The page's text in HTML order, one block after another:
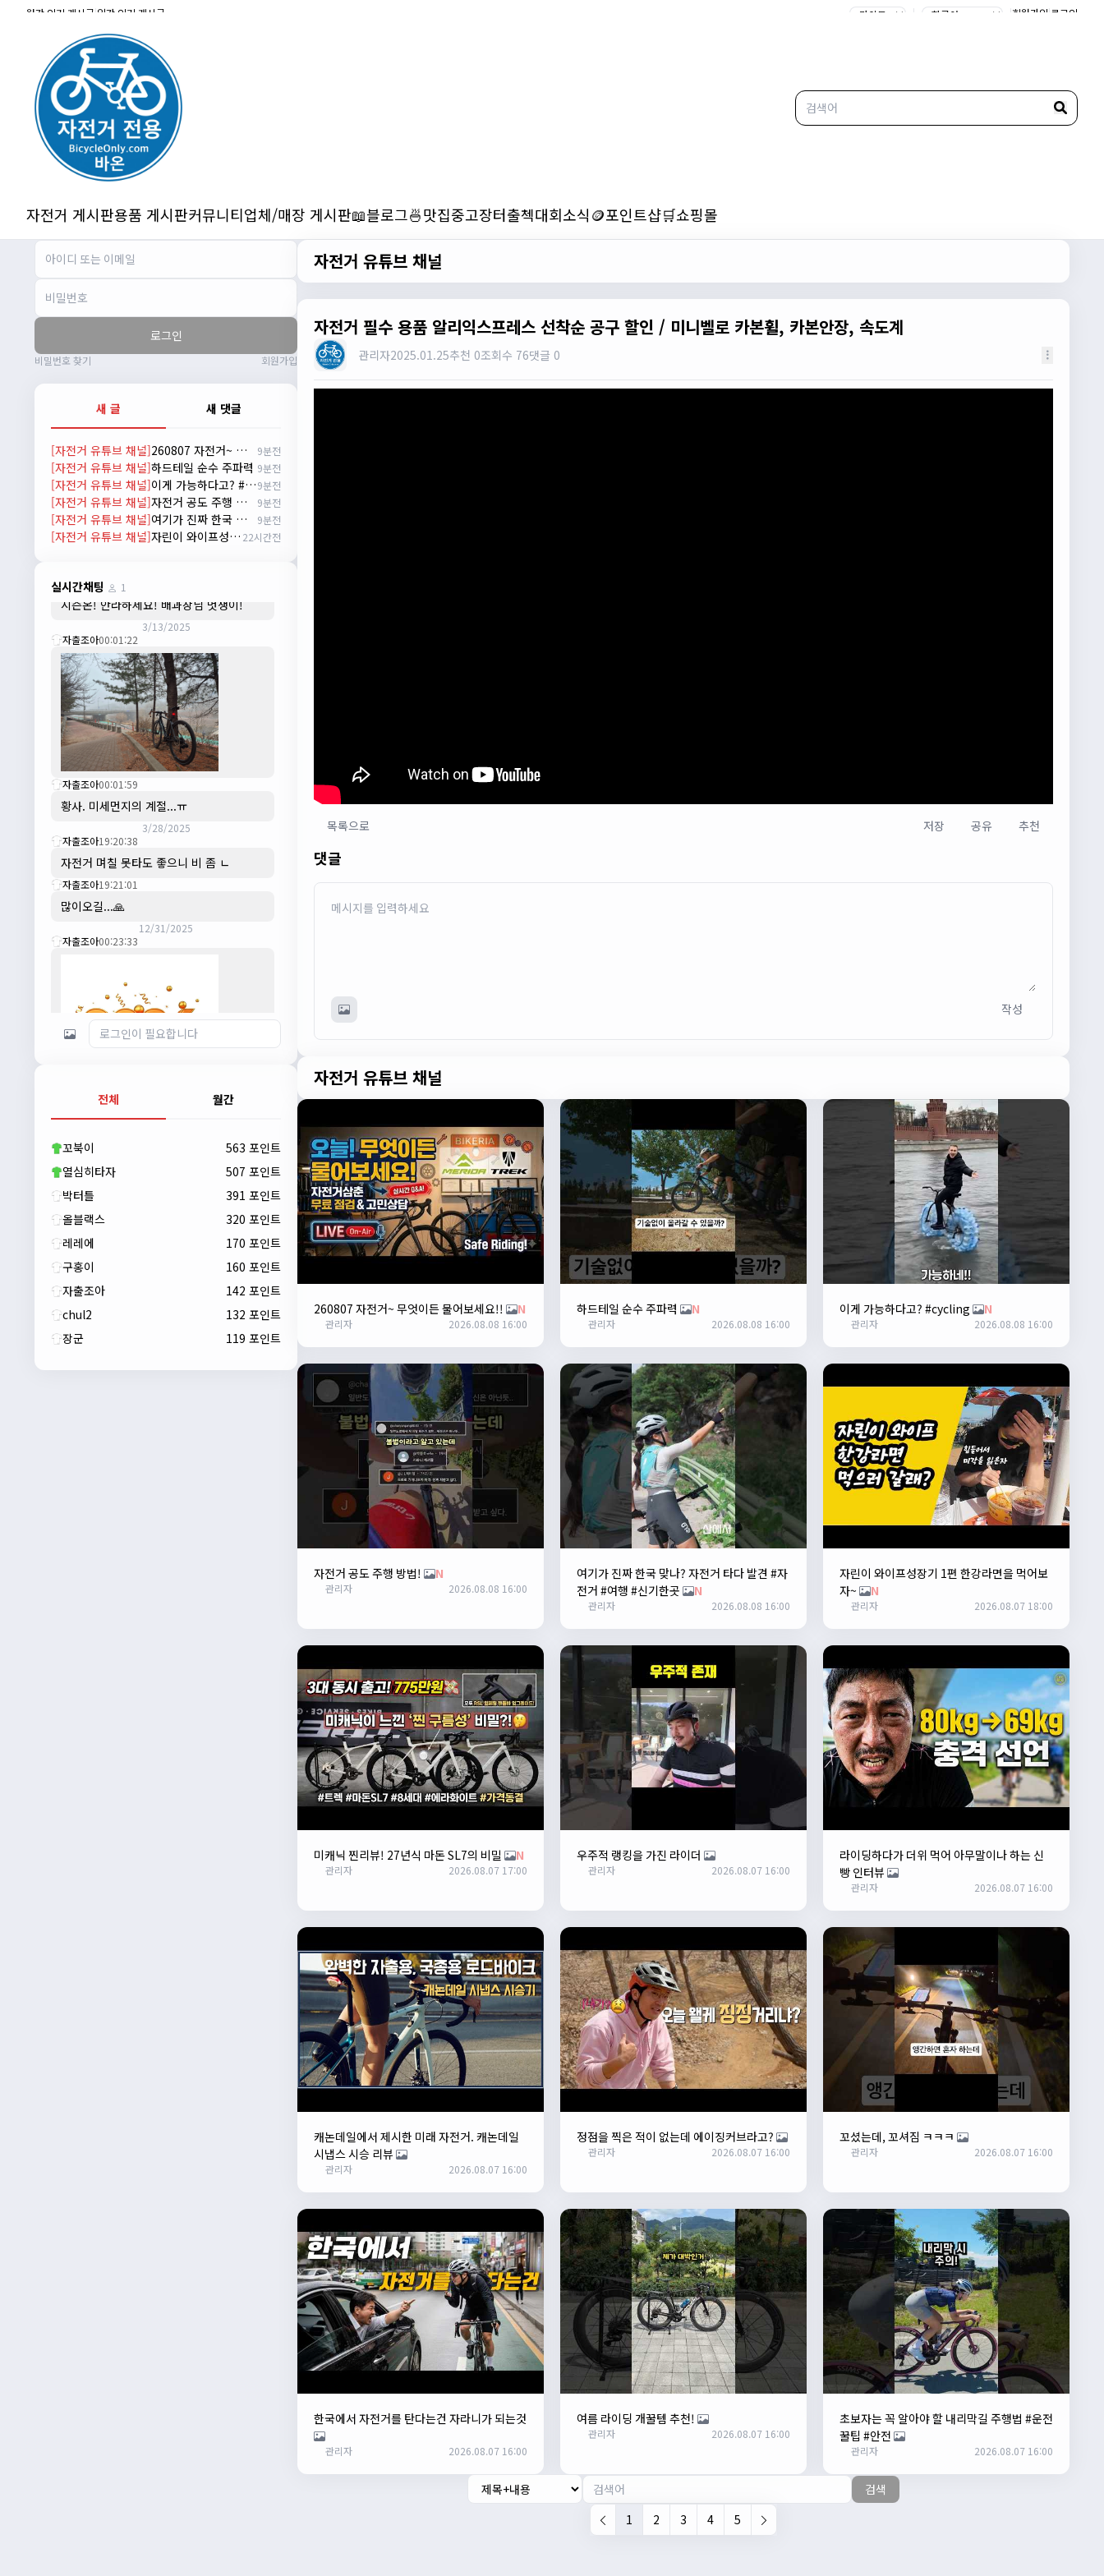
월간 인기 게시글|일간 인기 게시글 | |회원가입|로그인
자전거 게시판용품 게시판커뮤니티업체/매장 게시판📖블로그🍜맛집중고장터출첵대회소식🪙포인트샵🛒쇼핑몰
로그인
비밀번호 찾기 회원가입
새 글 새 댓글
[자전거 유튜브 채널] 260807 자전거~ 무엇이든 물어보세요!! 9분전
[자전거 유튜브 채널]하드테일 순수 주파력 9분전
[자전거 유튜브 채널] 이게 가능하다고? #cycling9분전
[자전거 유튜브 채널] 자전거 공도 주행 방법! 9분전
[자전거 유튜브 채널] 여기가 진짜 한국 맞나? 자전거 타다 발견 #자전거 #여행 #신기한곳 9분전
[자전거 유튜브 채널] 자린이 와이프성장기 1편 한강라면을 먹어보자~ 22시간전
실시간채팅 1
잔차나라 화이팅!!
감사합니다 파이팅!!!!
2/14/2025
서준22:03:11
저 첫 로드로 힉스 바버비 살려하는데 괜찮
나요?
2/16/2025
자출조아15:14:23
시즌온 하신 분들 모두 안라하세요~~
서준 20:17:55
시즌온이랑 안라가 몬가요?
진우 01:50:08
시즌온은 시즌이 시작됬다는거고 안라는
안전한 라이딩으로 알고있습니다
자출조아03:19:07
시즌이 곧 다가오네요 ^^ 모두 안전한 라이
딩 하시기 바랍니다
자출조아18:44:23
넵!! 잔차나라도 시즌온과 함께 바쁜 하루
하루 보내세요~~
3/1/2025
자출조아08:54:33
수도권은 3.1절 연휴 비소식...ㅠ ㅠ
JIWOON23:26:13
시즌온! 안라하세요! 배과장님 멋쟁이!
3/13/2025
자출조아00:01:22
자출조아00:01:59
황사. 미세먼지의 계절...ㅠ
3/28/2025
자출조아19:20:38
자전거 며칠 못타도 좋으니 비 좀 ㄴ
자출조아19:21:01
많이오길...🙏
12/31/2025
자출조아00:23:33
새해 복많이 받으세요!!
자출조아00:23:55
새해 복많이 받으세요!!
전체 월간
꼬북이
563 포인트
열심히타자
507 포인트
박터틀
391 포인트
올블랙스
320 포인트
레레에
170 포인트
구홍이
160 포인트
자출조아
142 포인트
chul2
132 포인트
장군
119 포인트
자전거 유튜브 채널
자전거 필수 용품 알리익스프레스 선착순 공구 할인 / 미니벨로 카본휠, 카본안장, 속도계
관리자2025.01.25추천 0조회수 76댓글 0
목록으로 저장 공유 추천
댓글
작성
자전거 유튜브 채널
260807 자전거~ 무엇이든 물어보세요!! N
관리자 2026.08.08 16:00
하드테일 순수 주파력 N
관리자 2026.08.08 16:00
이게 가능하다고? #cycling N
관리자 2026.08.08 16:00
자전거 공도 주행 방법! N
관리자 2026.08.08 16:00
여기가 진짜 한국 맞나? 자전거 타다 발견 #자
전거 #여행 #신기한곳
N
관리자 2026.08.08 16:00
자린이 와이프성장기 1편 한강라면을 먹어보
자~
N
관리자 2026.08.07 18:00
미캐닉 찐리뷰! 27년식 마돈 SL7의 비밀 N
관리자 2026.08.07 17:00
우주적 랭킹을 가진 라이더
관리자 2026.08.07 16:00
라이딩하다가 더위 먹어 아무말이나 하는 신
빵 인터뷰
관리자 2026.08.07 16:00
캐논데일에서 제시한 미래 자전거. 캐논데일
시냅스 시승 리뷰
관리자 2026.08.07 16:00
정점을 찍은 적이 없는데 에이징커브라고?
관리자 2026.08.07 16:00
꼬셨는데, 꼬셔짐 ㅋㅋㅋ
관리자 2026.08.07 16:00
한국에서 자전거를 탄다는건 자라니가 되는것
관리자 2026.08.07 16:00
여름 라이딩 개꿀템 추천!
관리자 2026.08.07 16:00
초보자는 꼭 알아야 할 내리막길 주행법 #운전
꿀팁 #안전
관리자 2026.08.07 16:00
검색
1
2 3 4 5